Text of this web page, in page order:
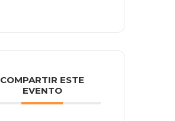
COMPARTIR ESTE
EVENTO